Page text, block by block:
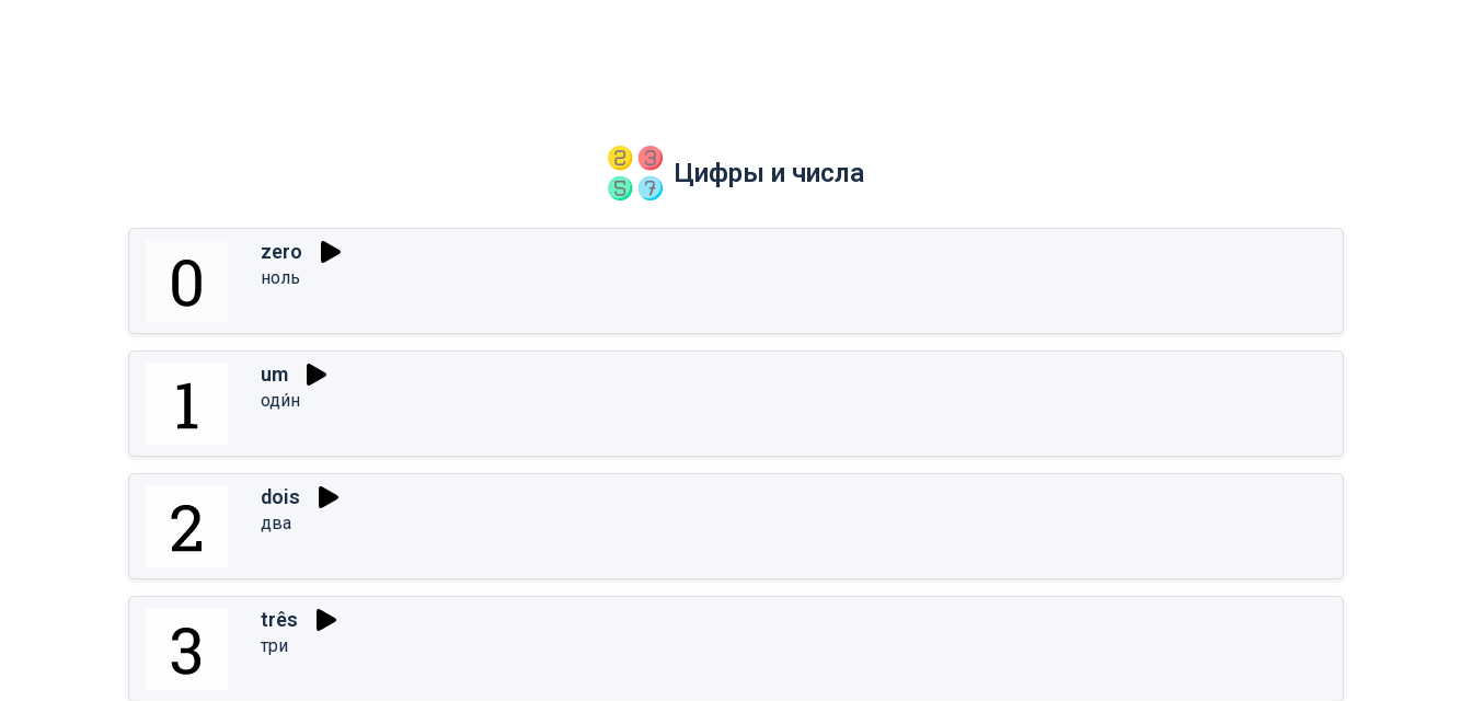
Цифры и числа
zero
ноль
um
оди́н
dois
два
três
три